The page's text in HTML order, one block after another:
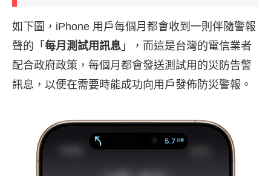
如下圖，iPhone 用戶每個月都會收到一則伴隨警報
聲的「 每月測試用訊息 」，而這是台灣的電信業者
配合政府政策，每個月都會發送測試用的災防告警
訊息，以便在需要時能成功向用戶發佈防災警報。